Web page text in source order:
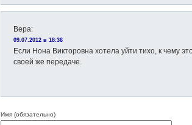
Вера:
09.07.2012 в 18:36
Если Нона Викторовна хотела уйти тихо, к чему
своей же передаче.
Имя (обязательно)